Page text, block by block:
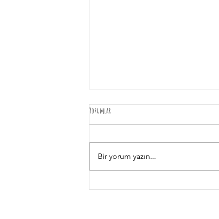
Yorumlar
Bir yorum yazın...